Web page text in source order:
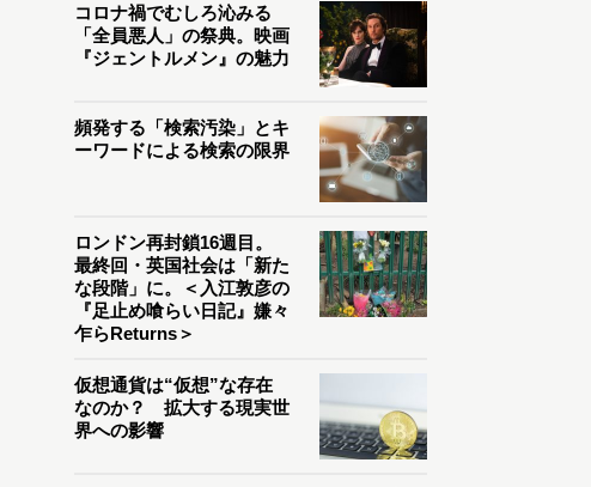
コロナ禍でむしろ沁みる
「全員悪人」の祭典。映画
『ジェントルメン』の魅力
頻発する「検索汚染」とキ
ーワードによる検索の限界
ロンドン再封鎖16週目。
最終回・英国社会は「新た
な段階」に。＜入江敦彦の
『足止め喰らい日記』嫌々
乍らReturns＞
仮想通貨は“仮想”な存在
なのか？ 拡大する現実世
界への影響